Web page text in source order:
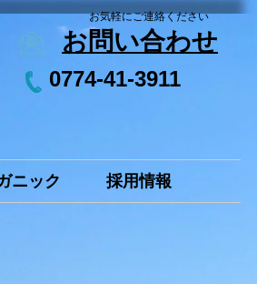
お気軽にご連絡ください
お問い合わせ
0774-41-3911
ニック 採用情報